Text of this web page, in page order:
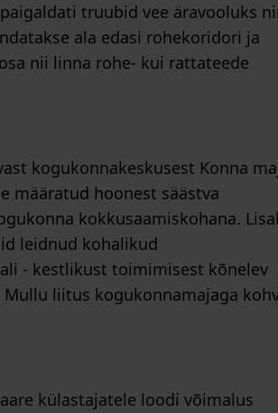
truubid vee äravooluks
ala edasi rohekoridori ja
nii linna rohe- kui rattateede
kogukonnakeskusest Konna
määratud hoonest säästva
kokkusaamiskohana.
leidnud kohalikud
- kestlikust toimimisest kõnelev
liitus kogukonnamajaga
külastajatele loodi võimalus